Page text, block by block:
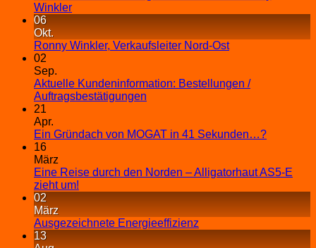
Winkler
06
Okt.
Ronny Winkler, Verkaufsleiter Nord-Ost
02
Sep.
Aktuelle Kundeninformation: Bestellungen /
Auftragsbestätigungen
21
Apr.
Ein Gründach von MOGAT in 41 Sekunden…?
16
März
Eine Reise durch den Norden – Alligatorhaut AS5-E
zieht um!
02
März
Ausgezeichnete Energieeffizienz
13